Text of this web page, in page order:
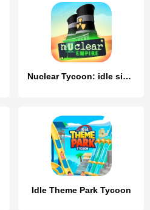
Nuclear Tycoon: idle simulator
Idle Theme Park Tycoon